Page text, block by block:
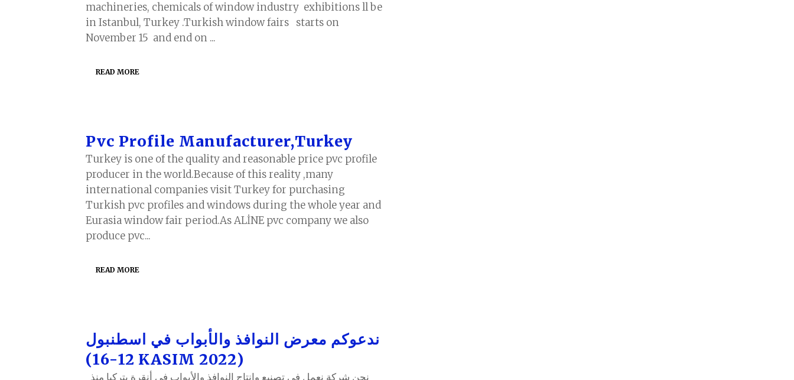
machineries, chemicals of window industry exhibitions ll be
in Istanbul, Turkey .Turkish window fairs starts on
November 15 and end on ...
READ MORE
Pvc Profile Manufacturer,Turkey
Turkey is one of the quality and reasonable price pvc profile
producer in the world.Because of this reality ,many
international companies visit Turkey for purchasing
Turkish pvc profiles and windows during the whole year and
Eurasia window fair period.As ALİNE pvc company we also
produce pvc...
READ MORE
ندعوكم معرض النوافذ والأبواب في اسطنبول
(12-16 KASIM 2022)